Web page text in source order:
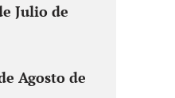
Julio de
Agosto de